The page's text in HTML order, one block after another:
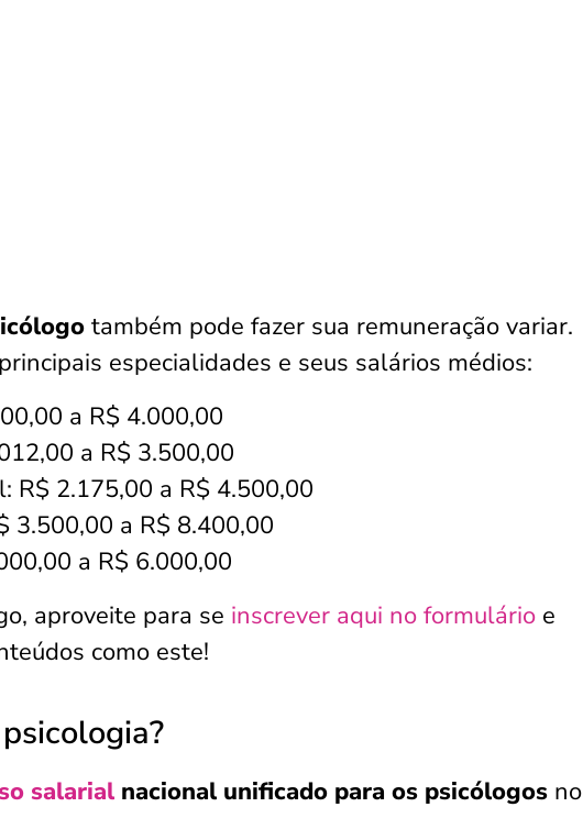
também pode fazer sua remuneração variar.
especialidades e seus salários médios:
a R$ 4.000,00
a R$ 3.500,00
R$ 2.175,00 a R$ 4.500,00
3.500,00 a R$ 8.400,00
a R$ 6.000,00
aproveite para se inscrever aqui no formulário e
como este!
salarial nacional unificado para os psicólogos no